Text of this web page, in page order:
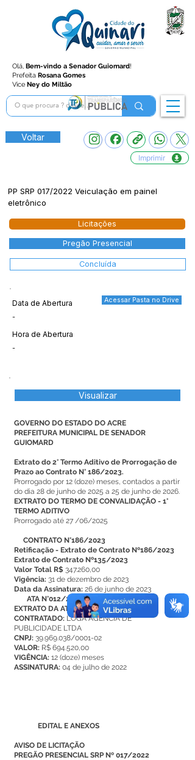
Olá, Bem-vindo a Senador Guiomard!
Prefeita Rosana Gomes
Vice Ney do Miltão
Voltar
Imprimir
PP SRP 017/2022 Veiculação em painel
eletrônico
Licitações
Pregão Presencial
Concluída
Data de Abertura Acessar Pasta no Drive
-
Hora de Abertura
-
Visualizar
GOVERNO DO ESTADO DO ACRE
PREFEITURA MUNICIPAL DE SENADOR
GUIOMARD
Extrato do 2° Termo Aditivo de Prorrogação de
Prazo ao Contrato N° 186/2023.
Prorrogado por 12 (doze) meses, contados a partir
do dia 28 de junho de 2025 a 25 de junho de 2026.
EXTRATO DO TERMO DE CONVALIDAÇÃO - 1°
TERMO ADITIVO
Prorrogado até 27 /06/2025
CONTRATO N°186/2023
Retificação - Extrato de Contrato Nº186/2023
Extrato de Contrato Nº135/2023
Valor Total R$ 347.260,00
Vigência: 31 de dezembro de 2023
Data da Assinatura: 26 de junho de 2023
ATA N°012/2022
EXTRATO DA ATA Nº012/2022
CONTRATADO: LÔGA AGÊNCIA DE
PUBLICIDADE LTDA
CNPJ: 39.969.038/0001-02
VALOR: R$ 694.520,00
VIGÊNCIA: 12 (doze) meses
ASSINATURA: 04 de julho de 2022
EDITAL E ANEXOS
AVISO DE LICITAÇÃO
PREGÃO PRESENCIAL SRP Nº 017/2022